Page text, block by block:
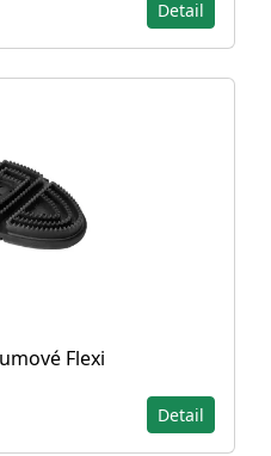
Detail
Flexi
Detail